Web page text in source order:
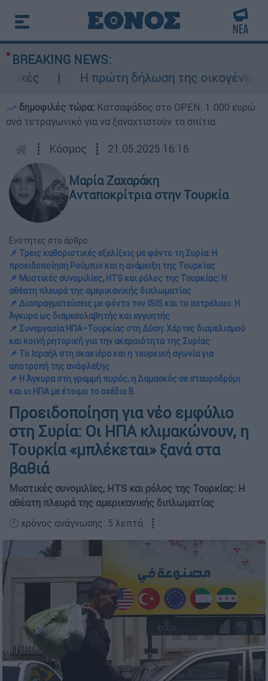
BREAKING NEWS:
Η πρώτη δήλωση της οικογένειας της
δημοφιλές τώρα: Κατσαφάδος στο OPEN: 1.000 ευρώ
ανά τετραγωνικό για να ξαναχτιστούν τα σπίτια
┋ Κόσμος ┋ 21.05.2025 16:16
Μαρία Ζαχαράκη
Ανταποκρίτρια στην Τουρκία
Ενότητες στο άρθρο:
📌 Τρεις καθοριστικές εξελίξεις με φόντο τη Συρία: Η
προειδοποίηση Ρούμπιο και η ανάμειξη της Τουρκίας
📌 Μυστικές συνομιλίες, HTS και ρόλος της Τουρκίας: Η
αθέατη πλευρά της αμερικανικής διπλωματίας
📌 Διαπραγματεύσεις με φόντο τον ISIS και το πετρέλαιο: Η
Άγκυρα ως διαμεσολαβητής και εγγυητής
📌 Συνεργασία ΗΠΑ–Τουρκίας στη Δύση: Χάρτες διαμελισμού
και κοινή ρητορική για την ακεραιότητα της Συρίας
📌 Το Ισραήλ στη σκακιέρα και η τουρκική αγωνία για
αποτροπή της ανάφλεξης
📌 Η Άγκυρα στη γραμμή πυρός, η Δαμασκός σε σταυροδρόμι
και οι ΗΠΑ με έτοιμο το σχέδιο Β
Προειδοποίηση για νέο εμφύλιο
στη Συρία: Οι ΗΠΑ κλιμακώνουν, η
Τουρκία «μπλέκεται» ξανά στα
βαθιά
Μυστικές συνομιλίες, HTS και ρόλος της Τουρκίας: Η
αθέατη πλευρά της αμερικανικής διπλωματίας
🕛 χρόνος ανάγνωσης: 5 λεπτά ┋